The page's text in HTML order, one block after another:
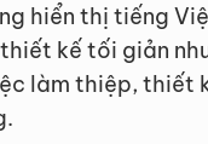
hiển thị tiếng
kế tối giản
làm thiệp, thiết